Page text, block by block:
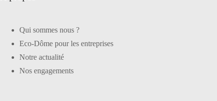
Qui sommes nous ?
Eco-Dôme pour les entreprises
Notre actualité
Nos engagements